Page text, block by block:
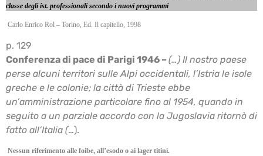
classe degli ist. professionali secondo i nuovi programmi
Carlo Enrico Rol – Torino, Ed. Il capitello, 1998
p. 129
Conferenza di pace di Parigi 1946 – (…) Il nostro paese
perse alcuni territori sulle Alpi occidentali, l’Istria le isole
greche e le colonie; la città di Trieste ebbe
un’amministrazione particolare fino al 1954, quando in
seguito a un parziale accordo con la Jugoslavia ritornò di
fatto all’Italia (…).
Nessun riferimento alle foibe, all’esodo o ai lager titini.